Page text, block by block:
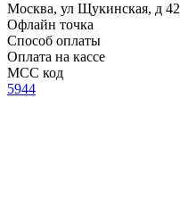
Москва, ул Щукинская, д 42
Офлайн точка
Способ оплаты
Оплата на кассе
MCC код
5944